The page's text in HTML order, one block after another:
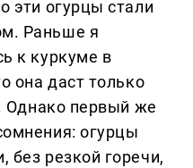
эти огурцы стали
Раньше я
к куркуме в
она даст только
Однако первый же
огурцы
резкой горечи,